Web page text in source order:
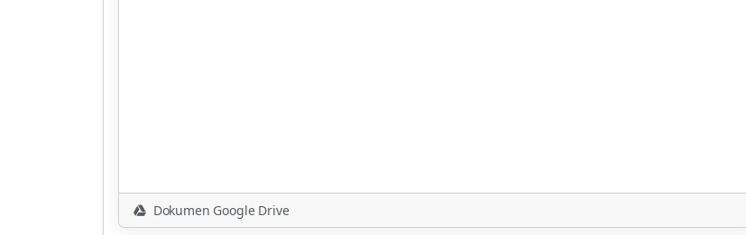
Dokumen Google Drive